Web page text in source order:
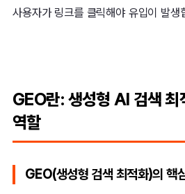
사용자가 링크를 클릭해야 유입이 발생
GEO란: 생성형 AI 검색 최
역할
GEO(생성형 검색 최적화)의 핵